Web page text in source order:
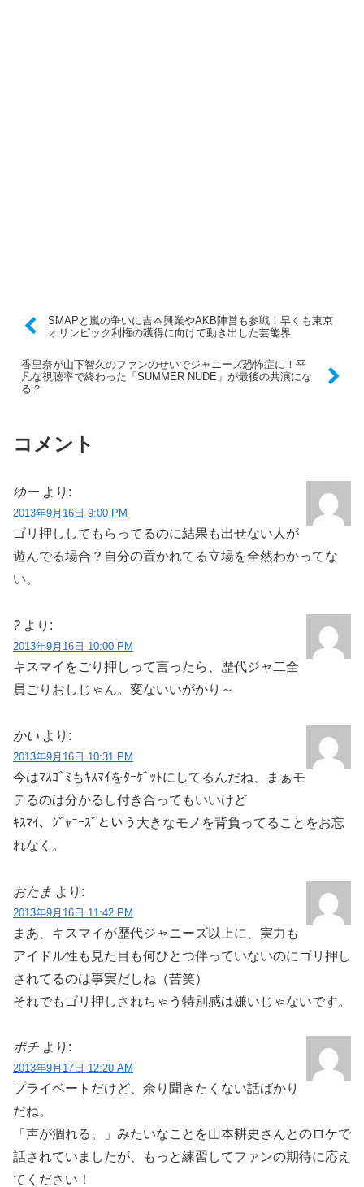
SMAPと嵐の争いに吉本興業やAKB陣営も参戦！早くも東京
オリンピック利権の獲得に向けて動き出した芸能界
香里奈が山下智久のファンのせいでジャニーズ恐怖症に！平
凡な視聴率で終わった「SUMMER NUDE」が最後の共演にな
る？
コメント
ゆー より:
2013年9月16日 9:00 PM
ゴリ押ししてもらってるのに結果も出せない人が
遊んでる場合？自分の置かれてる立場を全然わかってな
い。
? より:
2013年9月16日 10:00 PM
キスマイをごり押しって言ったら、歴代ジャ二全
員ごりおしじゃん。変ないいがかり～
かい より:
2013年9月16日 10:31 PM
今はﾏｽｺﾞﾐもｷｽﾏｲをﾀｰｹﾞｯﾄにしてるんだね、まぁモ
テるのは分かるし付き合ってもいいけど
ｷｽﾏｲ、ｼﾞｬﾆｰｽﾞという大きなモノを背負ってることをお忘
れなく。
おたま より:
2013年9月16日 11:42 PM
まあ、キスマイが歴代ジャニーズ以上に、実力も
アイドル性も見た目も何ひとつ伴っていないのにゴリ押し
されてるのは事実だしね（苦笑）
それでもゴリ押しされちゃう特別感は嫌いじゃないです。
ポチ より:
2013年9月17日 12:20 AM
プライベートだけど、余り聞きたくない話ばかり
だね。
「声が涸れる。」みたいなことを山本耕史さんとのロケで
話されていましたが、もっと練習してファンの期待に応え
てください！